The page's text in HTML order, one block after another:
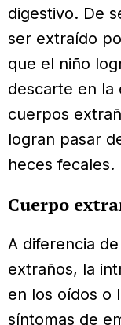
digestivo. De
ser extraído
que el niño
descarte en la
cuerpos
logran pasar
heces fecales.
Cuerpo
A diferencia
extraños, la
en los oídos o
síntomas de